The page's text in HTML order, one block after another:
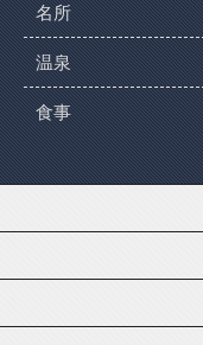
名所
温泉
食事